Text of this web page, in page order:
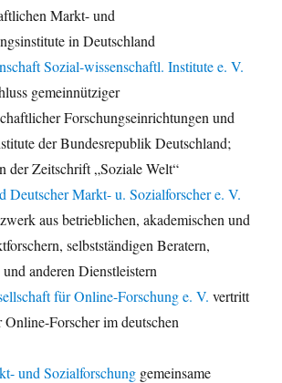
Markt- und
in Deutschland
Sozial-wissenschaftl. Institute e. V.
gemeinnütziger
Forschungseinrichtungen und
der Bundesrepublik Deutschland;
der Zeitschrift „Soziale Welt“
Deutscher Markt- u. Sozialforscher e. V.
aus betrieblichen, akademischen und
selbstständigen Beratern,
anderen Dienstleistern
für Online-Forschung e. V. vertritt
Online-Forscher im deutschen
und Sozialforschung gemeinsame